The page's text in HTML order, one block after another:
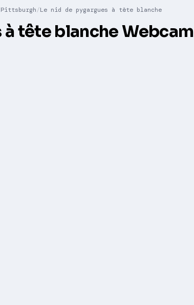
Pittsburgh Le nid de pygargues à tête blanche
tête blanche Webcam